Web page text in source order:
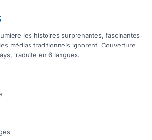
les histoires surprenantes, fascinantes
médias traditionnels ignorent. Couverture
traduite en 6 langues.